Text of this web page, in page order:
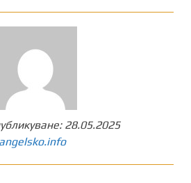
28.05.2025